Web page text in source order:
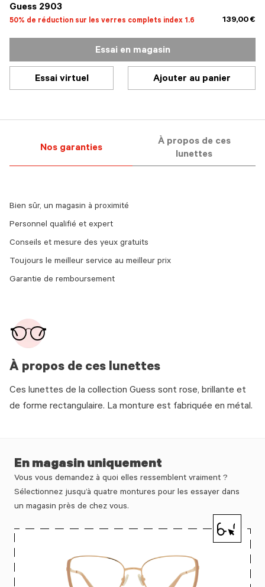
Guess 2903
50% de réduction sur les verres complets index 1.6 139,00 €
Essai en magasin
Essai virtuel Ajouter au panier
Nos garanties
À propos de ces
lunettes
À propos de ces lunettes
Ces lunettes de la collection Guess sont rose, brillante et
de forme rectangulaire. La monture est fabriquée en métal.
Bien sûr, un magasin à proximité
Personnel qualifié et expert
Conseils et mesure des yeux gratuits
Toujours le meilleur service au meilleur prix
Garantie de remboursement
En magasin uniquement
Vous vous demandez à quoi elles ressemblent vraiment ?
Sélectionnez jusqu’à quatre montures pour les essayer dans
un magasin près de chez vous.